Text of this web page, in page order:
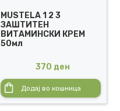
MUSTELA 1 2 3
ЗАШТИТЕН
ВИТАМИНСКИ КРЕМ
50мл
370 ден
Додај во кошница